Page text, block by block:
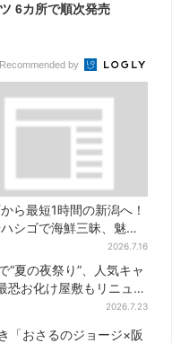
6カ所で順次発売
Recommended by
ら最短1時間の新潟へ！
シゴで海鮮三昧、魅惑
本酒、発酵グルメも2026.7.16
“夏の夜祭り”、人気キャ
恐お化け屋敷もリニュー
2026.7.23
「おさるのジョージ×阪